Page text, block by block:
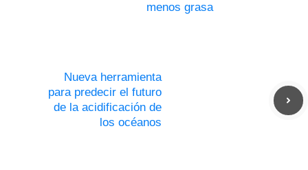
menos grasa
Nueva herramienta
para predecir el futuro
de la acidificación de
los océanos